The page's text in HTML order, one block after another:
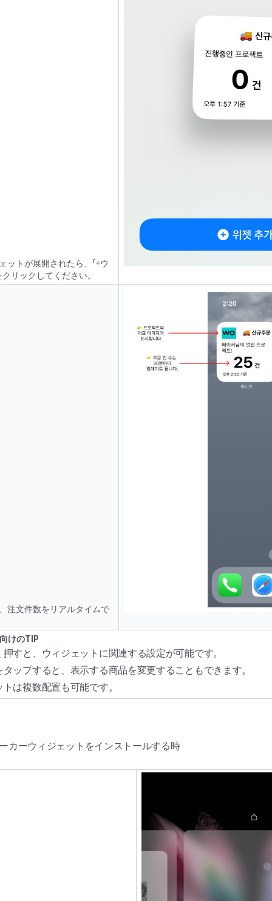
トが展開されたら、「+ウ
リックしてください。
注文件数をリアルタイムで
けのTIP
すと、ウィジェットに関連する設定が可能です。
ップすると、表示する商品を変更することもできます。
は複数配置も可能です。
カーウィジェットをインストールする時